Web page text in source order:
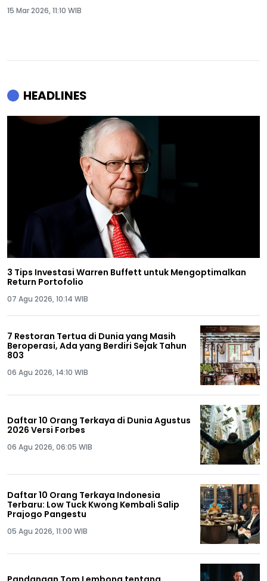
15 Mar 2026, 11:10 WIB
HEADLINES
3 Tips Investasi Warren Buffett untuk Mengoptimalkan
Return Portofolio
07 Agu 2026, 10:14 WIB
7 Restoran Tertua di Dunia yang Masih
Beroperasi, Ada yang Berdiri Sejak Tahun
803
06 Agu 2026, 14:10 WIB
Daftar 10 Orang Terkaya di Dunia Agustus
2026 Versi Forbes
06 Agu 2026, 06:05 WIB
Daftar 10 Orang Terkaya Indonesia
Terbaru: Low Tuck Kwong Kembali Salip
Prajogo Pangestu
05 Agu 2026, 11:00 WIB